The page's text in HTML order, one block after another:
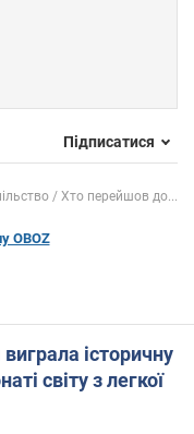
Підписатися
Хто перейшов до...
OBOZ
історичну
світу з легкої